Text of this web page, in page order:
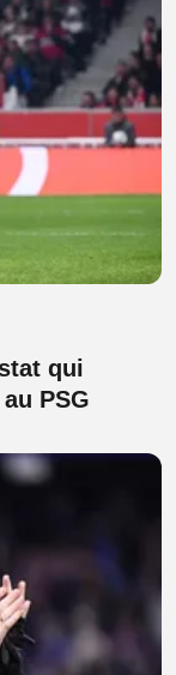
qui
PSG